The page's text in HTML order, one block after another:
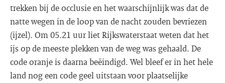
trekken bij de occlusie en het waarschijnlijk was dat de
natte wegen in de loop van de nacht zouden bevriezen
(ijzel). Om 05.21 uur liet Rijkswaterstaat weten dat het
ijs op de meeste plekken van de weg was gehaald. De
code oranje is daarna beëindigd. Wel bleef er in het hele
land nog een code geel uitstaan voor plaatselijke